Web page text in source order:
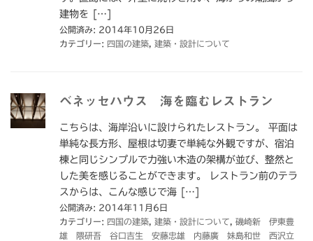
建物を […]
公開済み: 2014年10月26日
カテゴリー: 四国の建築 建築・設計について
ベネッセハウス 海を臨むレストラン
こちらは、海岸沿いに設けられたレストラン。 平面は
単純な長方形、屋根は切妻で単純な外観ですが、宿泊
棟と同じシンプルで力強い木造の架構が並び、整然と
した美を感じることができます。 レストラン前のテラ
スからは、こんな感じで海 […]
公開済み: 2014年11月6日
カテゴリー: 四国の建築 建築・設計について
磯崎新 伊東豊
雄 隈研吾 谷口吉生 安藤忠雄 内藤廣 妹島和世 西沢立